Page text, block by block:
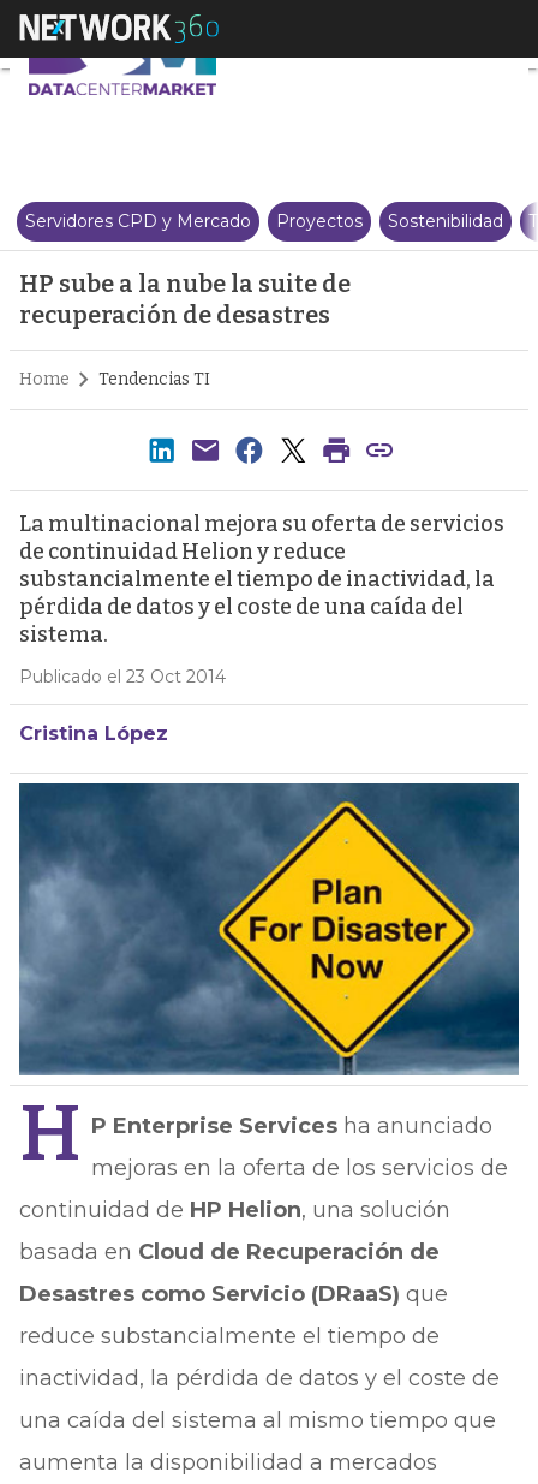
HP sube a la nube la suite de
Servidores CPD y Mercado Proyectos Sostenibilidad
HP sube a la nube la suite de
recuperación de desastres
Home Tendencias TI
La multinacional mejora su oferta de servicios
de continuidad Helion y reduce
substancialmente el tiempo de inactividad, la
pérdida de datos y el coste de una caída del
sistema.
Publicado el 23 Oct 2014
Cristina López
H P Enterprise Servicesha anunciado
mejoras en la oferta de los servicios de
continuidad de HP Helion, una solución
basada en Cloud de Recuperación de
Desastres como Servicio (DRaaS) que
reduce substancialmente el tiempo de
inactividad, la pérdida de datos y el coste de
una caída del sistema al mismo tiempo que
aumenta la disponibilidad a mercados